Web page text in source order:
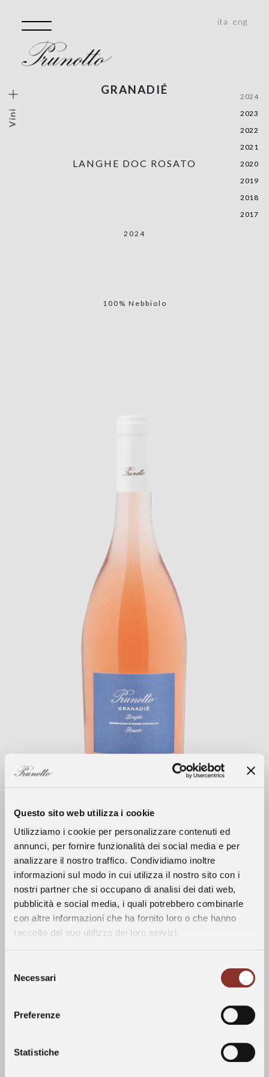
Questo sito web utilizza i cookie
Utilizziamo i cookie per personalizzare contenuti ed
annunci, per fornire funzionalità dei social media e per
analizzare il nostro traffico. Condividiamo inoltre
informazioni sul modo in cui utilizza il nostro sito con i
nostri partner che si occupano di analisi dei dati web,
pubblicità e social media, i quali potrebbero combinarle
con altre informazioni che ha fornito loro o che hanno
raccolto dal suo utilizzo dei loro servizi.
delNecessari
Preferenze
Statistiche
La Storia
I Vini
ita eng
Vigneto
Monferrato, Roero
2024
2023
2022
2021
2020
2019
2018
2017
Vini
GRANADIÉ
LANGHE DOC ROSATO
2024
100% Nebbiolo
Clima
protrattosi fino a metà maggio, quando sono
concentrate nelle langhe albesi. A partire dal
nella norma del periodo, accompagnate da